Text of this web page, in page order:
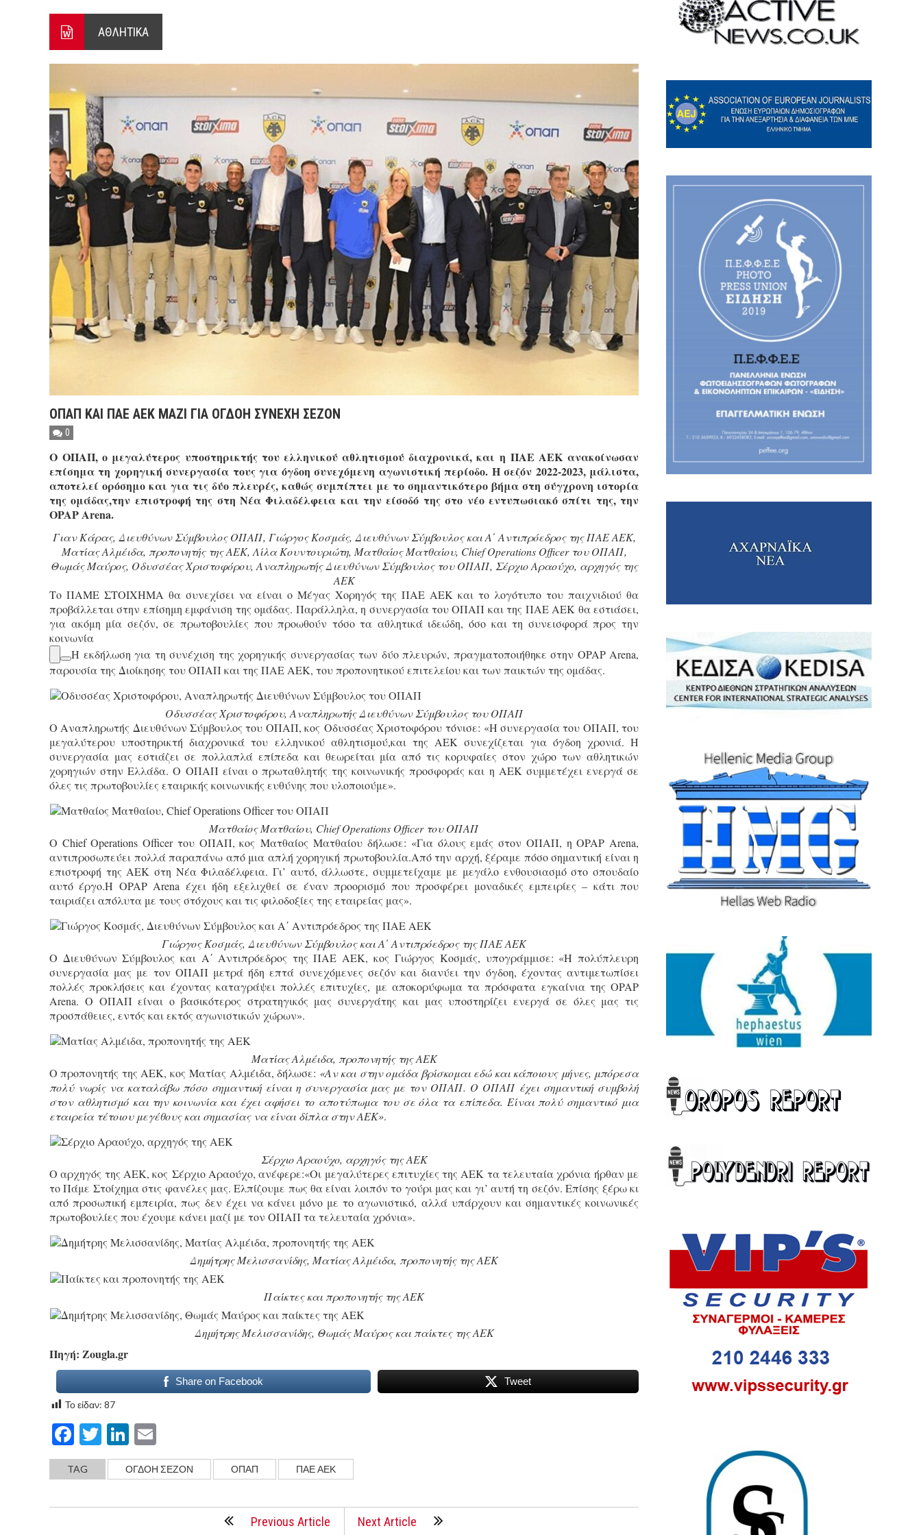
4 ΑΥΓΟΥΣΤΟΥ 2026: ΤΑ ΓΕΓΟΝΟΤΑ ΣΑΝ ΣΗΜΕΡΑ
ΑΘΛΗΤΙΚΑ
ΟΠΑΠ ΚΑΙ ΠΑΕ ΑΕΚ ΜΑΖΙ ΓΙΑ ΟΓΔΟΗ ΣΥΝΕΧΗ ΣΕΖΟΝ
0
Ο ΟΠΑΠ, ο μεγαλύτερος υποστηρικτής του ελληνικού αθλητισμού διαχρονικά, και η ΠΑΕ ΑΕΚ ανακοίνωσαν
επίσημα τη χορηγική συνεργασία τους για όγδοη συνεχόμενη αγωνιστική περίοδο. Η σεζόν 2022-2023, μάλιστα,
αποτελεί ορόσημο και για τις δύο πλευρές, καθώς συμπίπτει με το σημαντικότερο βήμα στη σύγχρονη ιστορία
της ομάδας,την επιστροφή της στη Νέα Φιλαδέλφεια και την είσοδό της στο νέο εντυπωσιακό σπίτι της, την
OPAP Arena.
Γιαν Κάρας, Διευθύνων Σύμβουλος ΟΠΑΠ, Γιώργος Κοσμάς, Διευθύνων Σύμβουλος και Α΄ Αντιπρόεδρος της ΠΑΕ ΑΕΚ,
Ματίας Αλμέιδα, προπονητής της ΑΕΚ, Λίλα Κουντουριώτη, Ματθαίος Ματθαίου, Chief Operations Officer του ΟΠΑΠ,
Θωμάς Μαύρος, Οδυσσέας Χριστοφόρου, Αναπληρωτής Διευθύνων Σύμβουλος του ΟΠΑΠ, Σέρχιο Αραούχο, αρχηγός της
ΑΕΚ
Το ΠΑΜΕ ΣΤΟΙΧΗΜΑ θα συνεχίσει να είναι ο Μέγας Χορηγός της ΠΑΕ ΑΕΚ και το λογότυπο του παιχνιδιού θα
προβάλλεται στην επίσημη εμφάνιση της ομάδας. Παράλληλα, η συνεργασία του ΟΠΑΠ και της ΠΑΕ ΑΕΚ θα εστιάσει,
για ακόμη μία σεζόν, σε πρωτοβουλίες που προωθούν τόσο τα αθλητικά ιδεώδη, όσο και τη συνεισφορά προς την
κοινωνία
H εκδήλωση για τη συνέχιση της χορηγικής συνεργασίας των δύο πλευρών, πραγματοποιήθηκε στην OPAP Arena,
παρουσία της Διοίκησης του ΟΠΑΠ και της ΠΑΕ ΑΕΚ, του προπονητικού επιτελείου και των παικτών της ομάδας.
Οδυσσέας Χριστοφόρου, Αναπληρωτής Διευθύνων Σύμβουλος του ΟΠΑΠ
Ο Αναπληρωτής Διευθύνων Σύμβουλος του ΟΠΑΠ, κος Οδυσσέας Χριστοφόρου τόνισε: «Η συνεργασία του ΟΠΑΠ, του
μεγαλύτερου υποστηρικτή διαχρονικά του ελληνικού αθλητισμού,και της ΑΕΚ συνεχίζεται για όγδοη χρονιά. Η
συνεργασία μας εστιάζει σε πολλαπλά επίπεδα και θεωρείται μία από τις κορυφαίες στον χώρο των αθλητικών
χορηγιών στην Ελλάδα. Ο ΟΠΑΠ είναι ο πρωταθλητής της κοινωνικής προσφοράς και η ΑΕΚ συμμετέχει ενεργά σε
όλες τις πρωτοβουλίες εταιρικής κοινωνικής ευθύνης που υλοποιούμε».
Ματθαίος Ματθαίου, Chief Operations Officer του ΟΠΑΠ
Ο Chief Operations Officer του ΟΠΑΠ, κος Ματθαίος Ματθαίου δήλωσε: «Για όλους εμάς στον ΟΠΑΠ, η OPAP Arena,
αντιπροσωπεύει πολλά παραπάνω από μια απλή χορηγική πρωτοβουλία.Από την αρχή, ξέραμε πόσο σημαντική είναι η
επιστροφή της ΑΕΚ στη Νέα Φιλαδέλφεια. Γι’ αυτό, άλλωστε, συμμετείχαμε με μεγάλο ενθουσιασμό στο σπουδαίο
αυτό έργο.Η OPAP Arena έχει ήδη εξελιχθεί σε έναν προορισμό που προσφέρει μοναδικές εμπειρίες – κάτι που
ταιριάζει απόλυτα με τους στόχους και τις φιλοδοξίες της εταιρείας μας».
Γιώργος Κοσμάς, Διευθύνων Σύμβουλος και Α΄ Αντιπρόεδρος της ΠΑΕ ΑΕΚ
Ο Διευθύνων Σύμβουλος και Α΄ Αντιπρόεδρος της ΠΑΕ ΑΕΚ, κος Γιώργος Κοσμάς, υπογράμμισε: «Η πολύπλευρη
συνεργασία μας με τον ΟΠΑΠ μετρά ήδη επτά συνεχόμενες σεζόν και διανύει την όγδοη, έχοντας αντιμετωπίσει
πολλές προκλήσεις και έχοντας καταγράψει πολλές επιτυχίες, με αποκορύφωμα τα πρόσφατα εγκαίνια της OPAP
Arena. Ο ΟΠΑΠ είναι ο βασικότερος στρατηγικός μας συνεργάτης και μας υποστηρίζει ενεργά σε όλες μας τις
προσπάθειες, εντός και εκτός αγωνιστικών χώρων».
Ματίας Αλμέιδα, προπονητής της ΑΕΚ
Ο προπονητής της ΑΕΚ, κος Ματίας Αλμέιδα, δήλωσε: «Αν και στην ομάδα βρίσκομαι εδώ και κάποιους μήνες, μπόρεσα
πολύ νωρίς να καταλάβω πόσο σημαντική είναι η συνεργασία μας με τον ΟΠΑΠ. Ο ΟΠΑΠ έχει σημαντική συμβολή
στον αθλητισμό και την κοινωνία και έχει αφήσει το αποτύπωμα του σε όλα τα επίπεδα. Είναι πολύ σημαντικό μια
εταιρεία τέτοιου μεγέθους και σημασίας να είναι δίπλα στην ΑΕΚ».
Σέρχιο Αραούχο, αρχηγός της ΑΕΚ
Ο αρχηγός της ΑΕΚ, κος Σέρχιο Αραούχο, ανέφερε:«Οι μεγαλύτερες επιτυχίες της ΑΕΚ τα τελευταία χρόνια ήρθαν με
το Πάμε Στοίχημα στις φανέλες μας. Ελπίζουμε πως θα είναι λοιπόν το γούρι μας και γι’ αυτή τη σεζόν. Επίσης ξέρω κι
από προσωπική εμπειρία, πως δεν έχει να κάνει μόνο με το αγωνιστικό, αλλά υπάρχουν και σημαντικές κοινωνικές
πρωτοβουλίες που έχουμε κάνει μαζί με τον ΟΠΑΠ τα τελευταία χρόνια».
Δημήτρης Μελισσανίδης, Ματίας Αλμέιδα, προπονητής της ΑΕΚ
Παίκτες και προπονητής της ΑΕΚ
Δημήτρης Μελισσανίδης, Θωμάς Μαύρος και παίκτες της ΑΕΚ
Πηγή: Zougla.gr
Share on Facebook
Tweet
Το είδαν: 87
Facebook
TwitterLinkedIn
TAG ΟΓΔΟΗ ΣΕΖΟΝ ΟΠΑΠ ΠΑΕ ΑΕΚ
Previous Article Next Article